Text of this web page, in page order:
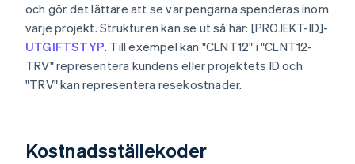
och gör det lättare att se var pengarna spenderas inom
varje projekt. Strukturen kan se ut så här: [PROJEKT-ID]-
UTGIFTSTYP. Till exempel kan "CLNT12" i "CLNT12-
TRV" representera kundens eller projektets ID och
"TRV" kan representera resekostnader.
Kostnadsställekoder